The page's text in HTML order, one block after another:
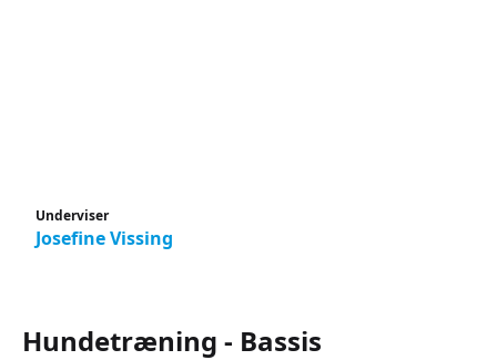
Underviser
Josefine Vissing
Hundetræning - Bassis